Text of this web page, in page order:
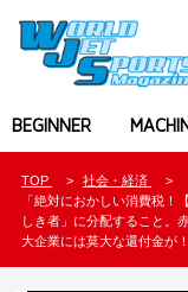
BEGINNER
TOP
社会・経済
「絶対におかしい消費税
しき者」に分配すること。
大企業には莫大な還付金が！